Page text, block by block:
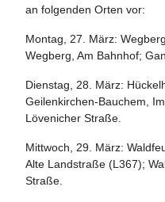
an folgenden Orten vor:
Montag, 27. März:
Wegberg, Am Bahnhof;
Dienstag, 28. März:
Geilenkirchen-Bauchem,
Lövenicher Straße.
Mittwoch, 29. März:
Alte Landstraße (L367);
Straße.